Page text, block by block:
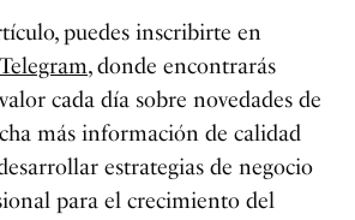
puedes inscribirte en
Telegram, donde encontrarás
cada día sobre novedades de
más información de calidad
estrategias de negocio
para el crecimiento del